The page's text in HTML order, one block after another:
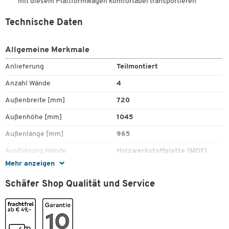
Mehr anzeigen
Technische Daten
Allgemeine Merkmale
Anlieferung Teilmontiert
Anzahl Wände 4
Außenbreite [mm] 720
Außenhöhe [mm] 1045
Außenlänge [mm] 965
Ausführung Wände Holzwerkstoffplatte (MDF)
Bereifung
ESD (leitfähig) Nein
Farbe Ladefläche
Schäfer Shop Qualität und Service